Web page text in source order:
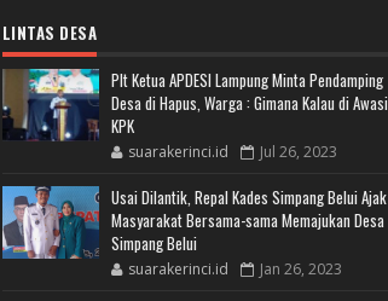
LINTAS DESA
Plt Ketua APDESI Lampung Minta Pendamping
Desa di Hapus, Warga : Gimana Kalau di Awasi
KPK
suarakerinci.id Jul 26, 2023
Usai Dilantik, Repal Kades Simpang Belui Ajak
Masyarakat Bersama-sama Memajukan Desa
Simpang Belui
suarakerinci.id Jan 26, 2023